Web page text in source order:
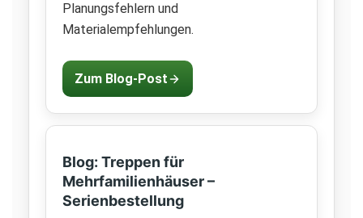
Planungsfehlern und
Materialempfehlungen.
Zum Blog-Post
Blog: Treppen für
Mehrfamilienhäuser –
Serienbestellung